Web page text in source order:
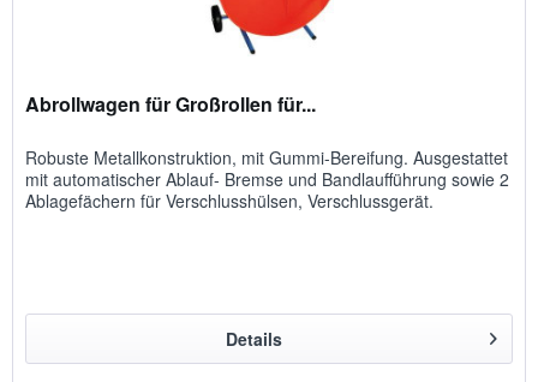
Abrollwagen für Großrollen für...
Robuste Metallkonstruktion, mit Gummi-Bereifung. Ausgestattet
mit automatischer Ablauf- Bremse und Bandlaufführung sowie 2
Ablagefächern für Verschlusshülsen, Verschlussgerät.
Details